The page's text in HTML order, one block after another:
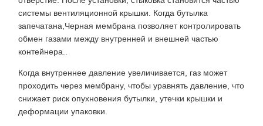
системы вентиляционной крышки. Когда бутылка
запечатана,Черная мембрана позволяет контролировать
обмен газами между внутренней и внешней частью
контейнера..
Когда внутреннее давление увеличивается, газ может
проходить через мембрану, чтобы уравнять давление, что
снижает риск опухновения бутылки, утечки крышки и
деформации упаковки.